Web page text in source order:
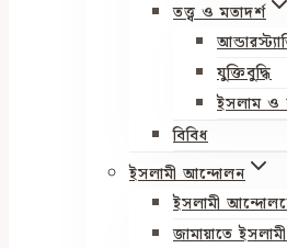
তত্ত্ব ও মতাদর্শ
যুক্তিবুদ্ধি
ইসলাম ও
বিবিধ
ইসলামী আন্দোলন
ইসলামী
জামায়াতে ইসলামী